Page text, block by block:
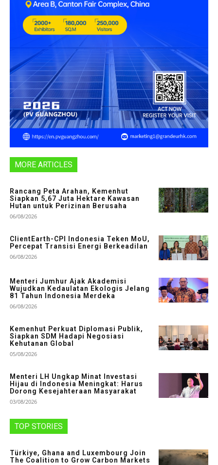
MORE ARTICLES
Rancang Peta Arahan, Kemenhut
Siapkan 5,67 Juta Hektare Kawasan
Hutan untuk Perizinan Berusaha
06/08/2026
ClientEarth-CPI Indonesia Teken MoU,
Percepat Transisi Energi Berkeadilan
06/08/2026
Menteri Jumhur Ajak Akademisi
Wujudkan Kedaulatan Ekologis Jelang
81 Tahun Indonesia Merdeka
06/08/2026
Kemenhut Perkuat Diplomasi Publik,
Siapkan SDM Hadapi Negosiasi
Kehutanan Global
05/08/2026
Menteri LH Ungkap Minat Investasi
Hijau di Indonesia Meningkat: Harus
Dorong Kesejahteraan Masyarakat
03/08/2026
TOP STORIES
Türkiye, Ghana and Luxembourg Join
The Coalition to Grow Carbon Markets